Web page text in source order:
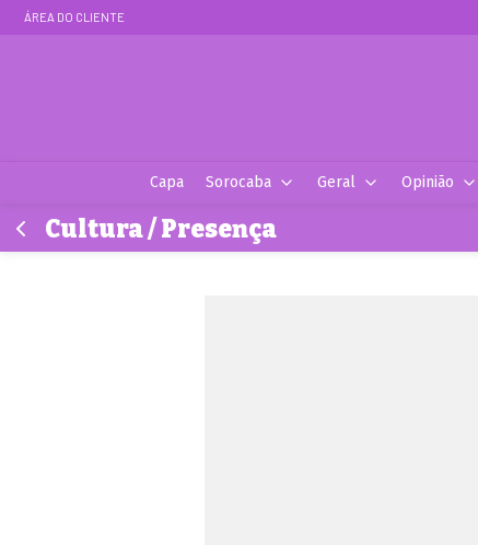
ÁREA DO CLIENTE
Capa Sorocaba Geral Opinião
Cultura / Presença